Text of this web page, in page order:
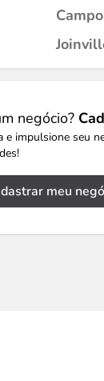
negócio?
e impulsione seu
meu